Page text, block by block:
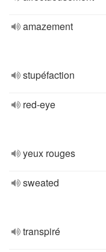
amazement
stupéfaction
red-eye
yeux rouges
sweated
transpiré